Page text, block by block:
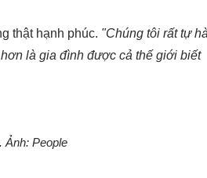
thật hạnh phúc. "Chúng tôi rất tự
là gia đình được cả thế giới biết
Ảnh: People